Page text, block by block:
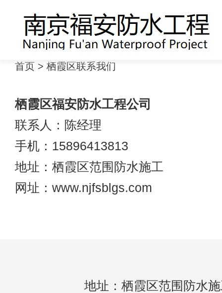
首页 > 栖霞区联系我们
栖霞区福安防水工程公司
联系人：陈经理
手机：15896413813
地址：栖霞区范围防水施工
网址：www.njfsblgs.com
地址：栖霞区范围防水